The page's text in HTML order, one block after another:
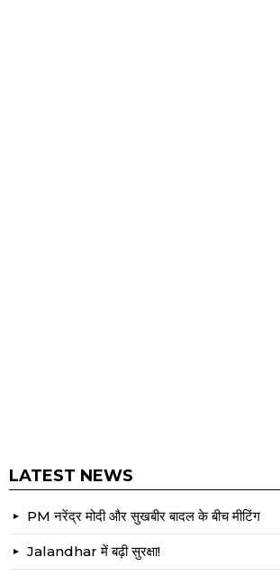
LATEST NEWS
PM नरेंद्र मोदी और सुखबीर बादल के बीच मीटिंग
Jalandhar में बढ़ी सुरक्षा!